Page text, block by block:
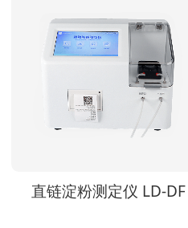
直链淀粉测定仪 LD-DF